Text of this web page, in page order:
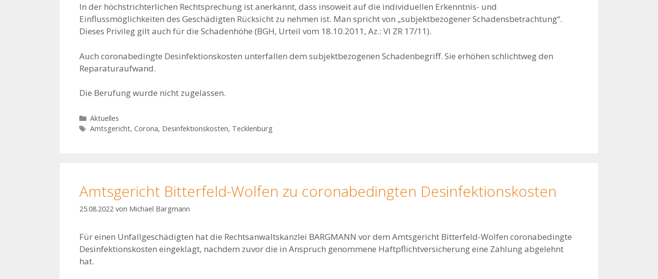
In der höchstrichterlichen Rechtsprechung ist anerkannt, dass insoweit auf die individuellen Erkenntnis- und
Einflussmöglichkeiten des Geschädigten Rücksicht zu nehmen ist. Man spricht von „subjektbezogener Schadensbetrachtung“.
Dieses Privileg gilt auch für die Schadenhöhe (BGH, Urteil vom 18.10.2011, Az.: VI ZR 17/11).
Auch coronabedingte Desinfektionskosten unterfallen dem subjektbezogenen Schadenbegriff. Sie erhöhen schlichtweg den
Reparaturaufwand.
Die Berufung wurde nicht zugelassen.
Kategorien
Aktuelles
Schlagwörter
Amtsgericht, Corona, Desinfektionskosten, Tecklenburg
Amtsgericht Bitterfeld-Wolfen zu coronabedingten Desinfektionskosten
25.08.2022 von Michael Bargmann
Für einen Unfallgeschädigten hat die Rechtsanwaltskanzlei BARGMANN vor dem Amtsgericht Bitterfeld-Wolfen coronabedingte
Desinfektionskosten eingeklagt, nachdem zuvor die in Anspruch genommene Haftpflichtversicherung eine Zahlung abgelehnt
hat.